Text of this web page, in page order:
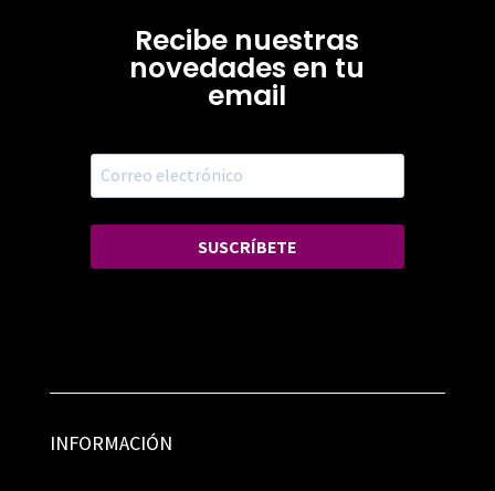
Recibe nuestras
novedades en tu
email
SUSCRÍBETE
INFORMACIÓN